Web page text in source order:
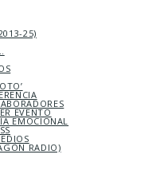
25)
EVENTO
EMOCIONAL
RADIO)